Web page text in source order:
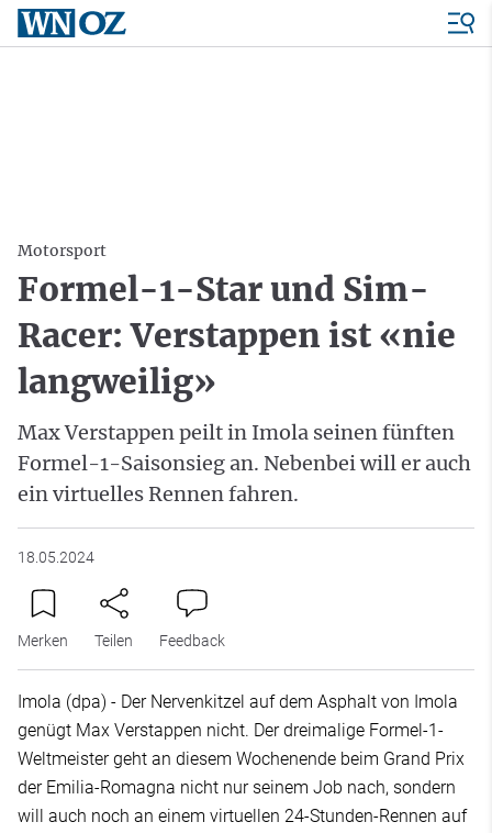
Motorsport
Formel-1-Star und Sim-
Racer: Verstappen ist «nie
langweilig»
Max Verstappen peilt in Imola seinen fünften
Formel-1-Saisonsieg an. Nebenbei will er auch
ein virtuelles Rennen fahren.
18.05.2024
Merken Teilen Feedback
Imola (dpa) - Der Nervenkitzel auf dem Asphalt von Imola
genügt Max Verstappen nicht. Der dreimalige Formel-1-
Weltmeister geht an diesem Wochenende beim Grand Prix
der Emilia-Romagna nicht nur seinem Job nach, sondern
will auch noch an einem virtuellen 24-Stunden-Rennen auf